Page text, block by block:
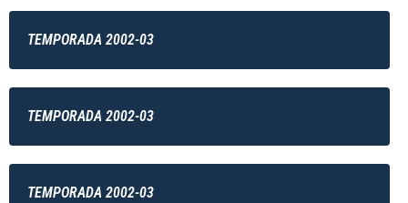
TEMPORADA 2002-03
TEMPORADA 2002-03
TEMPORADA 2002-03